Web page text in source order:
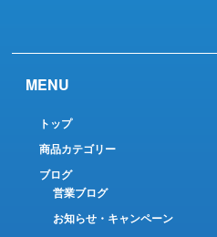
MENU
トップ
商品カテゴリー
ブログ
営業ブログ
お知らせ・キャンペーン